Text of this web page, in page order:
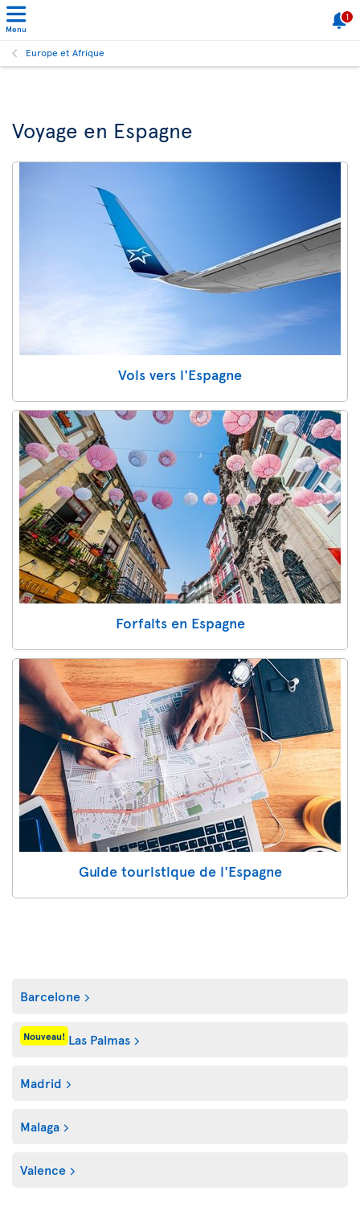
Menu
1
Europe et Afrique
Voyage en Espagne
Vols vers l'Espagne
Forfaits en Espagne
Guide touristique de l'Espagne
Barcelone
Nouveau! Las Palmas
Madrid
Malaga
Valence